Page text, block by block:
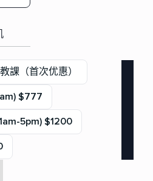
課（首次优惠）
$777
5pm) $1200